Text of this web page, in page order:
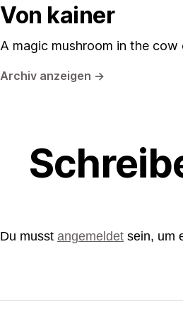
Von kainer
A magic mushroom in the
Archiv anzeigen →
Du musst angemeldet sein, um